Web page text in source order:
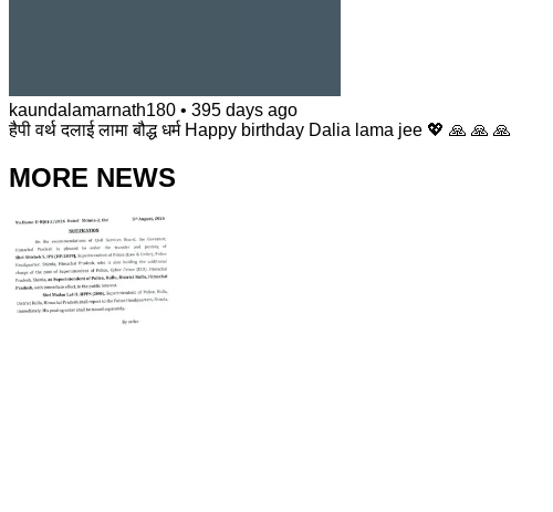
kaundalamarnath180 • 395 days ago
हैपी वर्थ दलाई लामा बौद्ध धर्म Happy birthday Dalia lama jee 💖 🙏 🙏 🙏
MORE NEWS